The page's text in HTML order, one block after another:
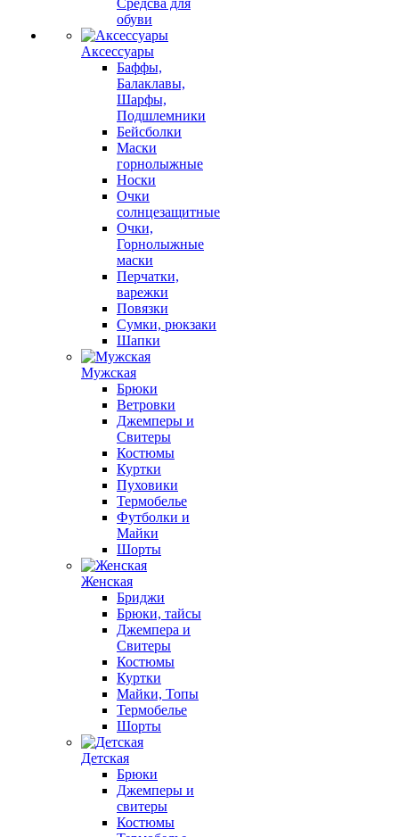
Средсва для
обуви
Аксессуары
Баффы,
Балаклавы,
Шарфы,
Подшлемники
Бейсболки
Маски
горнолыжные
Носки
Очки
солнцезащитные
Очки,
Горнолыжные
маски
Перчатки,
варежки
Повязки
Сумки, рюкзаки
Шапки
Мужская
Брюки
Ветровки
Джемперы и
Свитеры
Костюмы
Куртки
Пуховики
Термобелье
Футболки и
Майки
Шорты
Женская
Бриджи
Брюки, тайсы
Джемпера и
Свитеры
Костюмы
Куртки
Майки, Топы
Термобелье
Шорты
Детская
Брюки
Джемперы и
свитеры
Костюмы